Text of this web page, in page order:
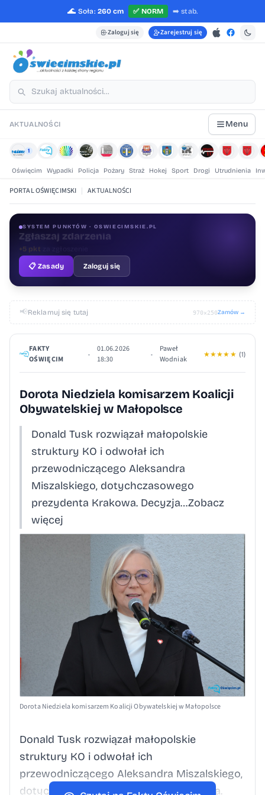
🌊 Soła: 260 cm ✅ NORM ➡️stab.
Zaloguj się Zarejestruj się
AKTUALNOŚCI Menu
1
Oświęcim Wypadki Policja Pożary Straż Hokej Sport Drogi Utrudnienia
PORTAL OŚWIĘCIMSKI | AKTUALNOŚCI
SYSTEM PUNKTÓW · OSWIECIMSKIE.PL
Oceniaj treści
+1 pktza ocenę
📋 Zasady
Zaloguj się
📢Reklamuj się tutaj 970×250Zamów →
FAKTY
OŚWIĘCIM
•
01.06.2026
18:30
•
Paweł
Wodniak
★★★★ ★ (1)
Dorota Niedziela komisarzem Koalicji
Obywatelskiej w Małopolsce
Donald Tusk rozwiązał małopolskie
struktury KO i odwołał ich
przewodniczącego Aleksandra
Miszalskiego, dotychczasowego
prezydenta Krakowa. Decyzja…Zobacz
więcej
Dorota Niedziela komisarzem Koalicji Obywatelskiej w Małopolsce
Donald Tusk rozwiązał małopolskie
struktury KO i odwołał ich
przewodniczącego Aleksandra Miszalskiego,
dotychczasowego prezydenta Krakowa.